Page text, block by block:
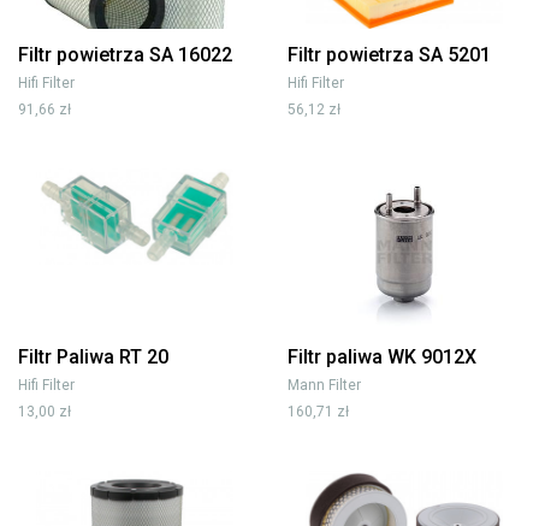
Filtr powietrza SA 16022
Hifi Filter
91,66 zł
Filtr powietrza SA 5201
Hifi Filter
56,12 zł
Filtr Paliwa RT 20
Hifi Filter
13,00 zł
Filtr paliwa WK 9012X
Mann Filter
160,71 zł